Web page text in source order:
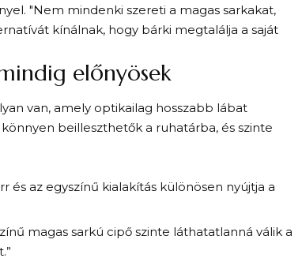
"Nem mindenki szereti a magas sarkakat,
kínálnak, hogy bárki megtalálja a saját
előnyösek
van, amely optikailag hosszabb lábat
beilleszthetők a ruhatárba, és szinte
és az egyszínű kialakítás különösen nyújtja a
magas sarkú cipő szinte láthatatlanná válik a